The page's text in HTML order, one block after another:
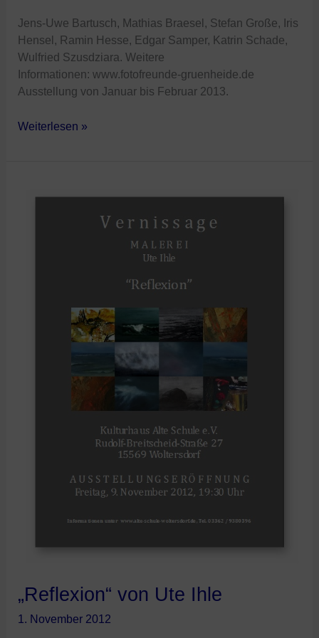
Jens-Uwe Bartusch, Mathias Braesel, Stefan Große, Iris
Hensel, Ramin Hesse, Edgar Samper, Katrin Schade,
Wulfried Szusdziara. Weitere
Informationen: www.fotofreunde-gruenheide.de
Ausstellung von Januar bis Februar 2013.
Weiterlesen »
„Reflexion“ von Ute Ihle
1. November 2012